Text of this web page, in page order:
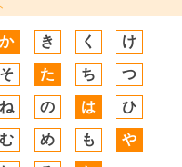
か き く け
そ た ち つ
ね の は ひ
む め も や